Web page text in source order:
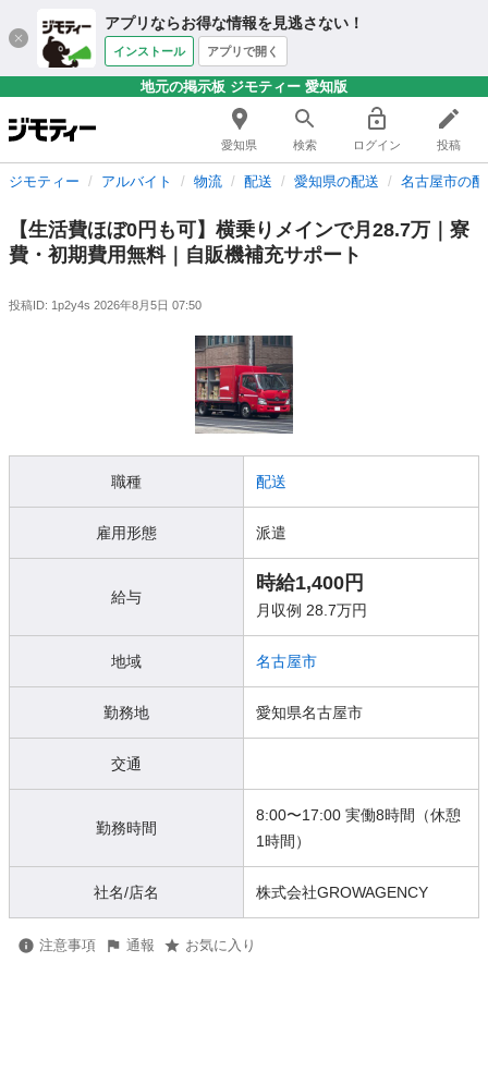
アプリならお得な情報を見逃さない！
インストール アプリで開く
地元の掲示板 ジモティー 愛知版
愛知県 検索 ログイン 投稿
ジモティー アルバイト 物流 配送 愛知県の配送 名古屋市の
【生活費ほぼ0円も可】横乗りメインで月28.7万｜寮
費・初期費用無料｜自販機補充サポート
投稿ID: 1p2y4s 2026年8月5日 07:50
職種 配送
雇用形態 派遣
給与
時給1,400円
月収例 28.7万円
地域 名古屋市
勤務地 愛知県名古屋市
交通
勤務時間
8:00〜17:00 実働8時間（休憩
1時間）
社名/店名 株式会社GROWAGENCY
注意事項 通報 お気に入り